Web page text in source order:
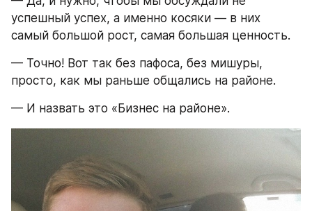
успешный успех, а именно косяки — в них
самый большой рост, самая большая ценность.
— Точно! Вот так без пафоса, без мишуры,
просто, как мы раньше общались на районе.
— И назвать это «Бизнес на районе».